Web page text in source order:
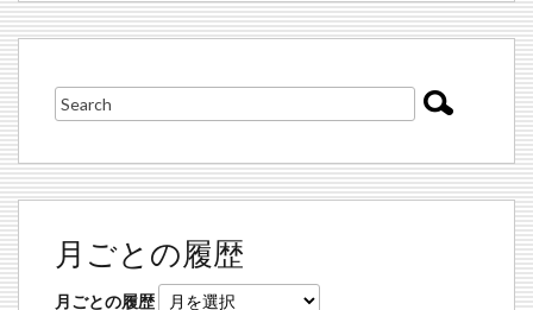
月ごとの履歴
月ごとの履歴